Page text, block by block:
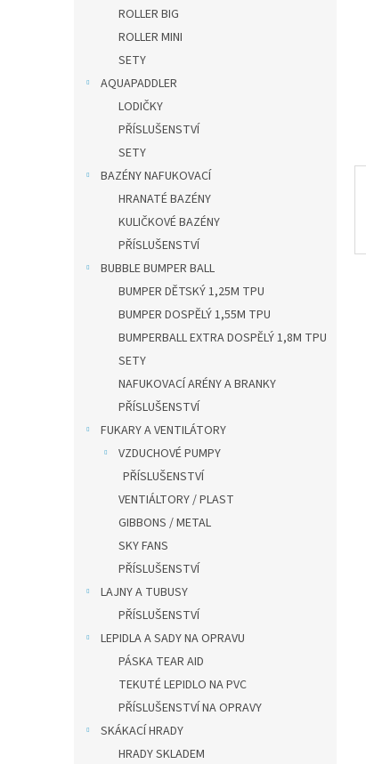
ROLLER BIG
ROLLER MINI
SETY
AQUAPADDLER
LODIČKY
PŘÍSLUŠENSTVÍ
SETY
BAZÉNY NAFUKOVACÍ
HRANATÉ BAZÉNY
KULIČKOVÉ BAZÉNY
PŘÍSLUŠENSTVÍ
BUBBLE BUMPER BALL
BUMPER DĚTSKÝ 1,25M TPU
BUMPER DOSPĚLÝ 1,55M TPU
BUMPERBALL EXTRA DOSPĚLÝ 1,8M TPU
SETY
NAFUKOVACÍ ARÉNY A BRANKY
PŘÍSLUŠENSTVÍ
FUKARY A VENTILÁTORY
VZDUCHOVÉ PUMPY
PŘÍSLUŠENSTVÍ
VENTIÁLTORY / PLAST
GIBBONS / METAL
SKY FANS
PŘÍSLUŠENSTVÍ
LAJNY A TUBUSY
PŘÍSLUŠENSTVÍ
LEPIDLA A SADY NA OPRAVU
PÁSKA TEAR AID
TEKUTÉ LEPIDLO NA PVC
PŘÍSLUŠENSTVÍ NA OPRAVY
SKÁKACÍ HRADY
HRADY SKLADEM